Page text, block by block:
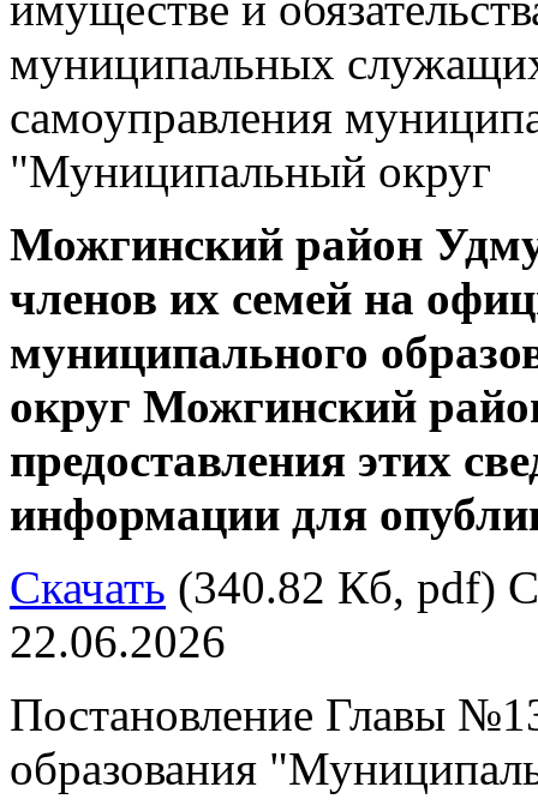
муниципальных
самоуправления
"Муниципальный округ
Можгинский район
членов их семей на
муниципального
округ Можгинский
предоставления этих
информации для
Скачать (340.82 Кб, pdf)
22.06.2026
Постановление Главы
образования